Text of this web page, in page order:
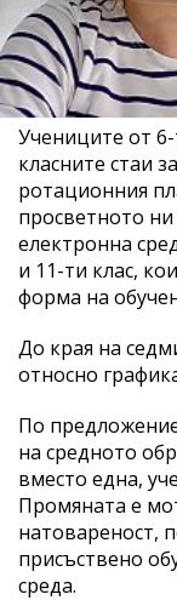
Учениците от
класните стаи
ротационния
просветното
електронна
и 11-ти клас,
форма на
До края на
относно
По
на средното
вместо една,
Промяната е
натовареност,
присъствено
среда.